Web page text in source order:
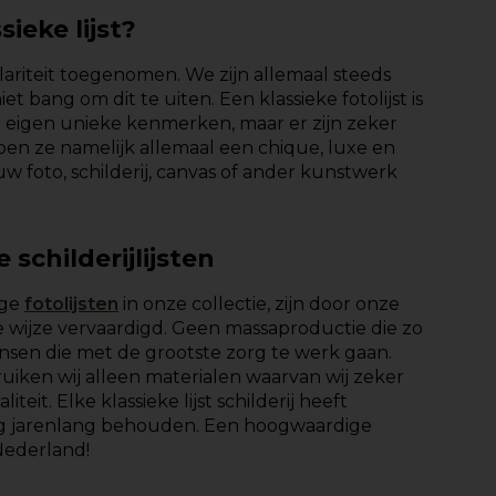
lijst?
toegenomen. We zijn allemaal steeds
bang om dit te uiten. Een klassieke fotolijst is
unieke kenmerken, maar er zijn zeker
ze namelijk allemaal een chique, luxe en
foto, schilderij, canvas of ander kunstwerk
schilderijlijsten
fotolijsten in onze collectie, zijn door onze
vervaardigd. Geen massaproductie die zo
die met de grootste zorg te werk gaan.
wij alleen materialen waarvan wij zeker
Elke klassieke lijst schilderij heeft
jarenlang behouden. Een hoogwaardige